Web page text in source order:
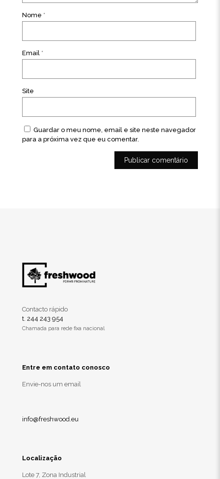
Nome *
Email *
Site
Guardar o meu nome, email e site neste navegador
para a próxima vez que eu comentar.
Contacto rápido
t. 244 243 954
Chamada para rede fixa nacional
Entre em contato conosco
Envie-nos um email
info@freshwood.eu
Localização
Lote 7, Zona Industrial